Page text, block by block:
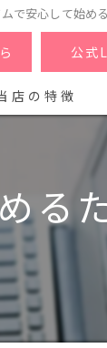
で安心して始め
公式
店の特徴
筋トレ
イエット
ップアップ
脚痩せ
る